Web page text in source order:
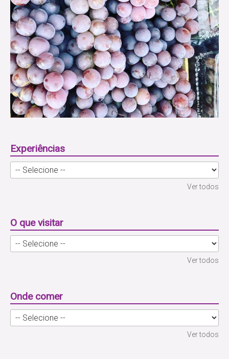
Experiências
Ver todos
O que visitar
Ver todos
Onde comer
Ver todos